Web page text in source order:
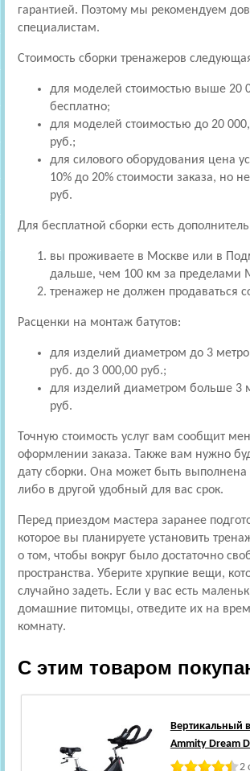
гарантией. Поэтому мы рекомендуем
специалистам.
Стоимость сборки тренажеров
для моделей стоимостью выше 20
бесплатно;
для моделей стоимостью до 20
руб.;
для силового оборудования цена
10% до 20% стоимости заказа, но
руб.
Для бесплатной сборки есть
вы проживаете в Москве или в
дальше, чем 100 км за пределами
тренажер не должен продаваться
Расценки на монтаж батутов:
для изделий диаметром до 3
руб. до 3 000,00 руб.;
для изделий диаметром больше 3
руб.
Точную стоимость услуг вам сообщит
оформлении заказа. Также вам нужно
дату сборки. Она может быть выполнена
либо в другой удобный для вас срок.
Перед приездом мастера заранее
которое вы планируете установить
о том, чтобы вокруг было достаточно
пространства. Уберите хрупкие вещи,
случайно задеть. Если у вас есть
домашние питомцы, отведите их на
комнату.
С этим товаром
Вертикальный
Ammity Dream
2